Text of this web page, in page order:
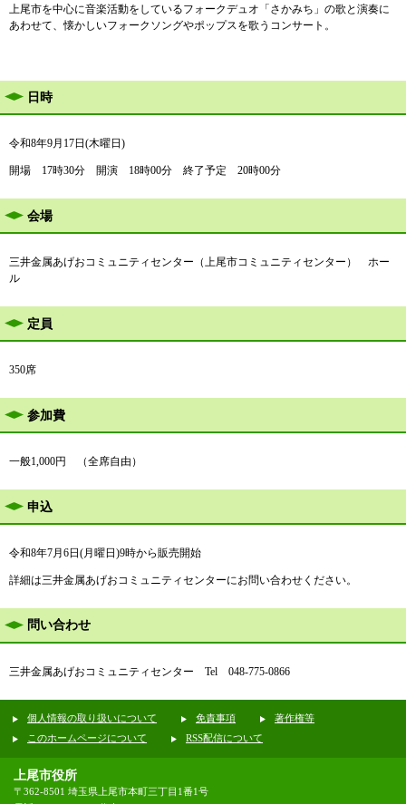
上尾市を中心に音楽活動をしているフォークデュオ「さかみち」の歌と演奏に
あわせて、懐かしいフォークソングやポップスを歌うコンサート。
日時
令和8年9月17日(木曜日)
開場 17時30分 開演 18時00分 終了予定 20時00分
会場
三井金属あげおコミュニティセンター（上尾市コミュニティセンター） ホー
ル
定員
350席
参加費
一般1,000円 （全席自由）
申込
令和8年7月6日(月曜日)9時から販売開始
詳細は三井金属あげおコミュニティセンターにお問い合わせください。
問い合わせ
三井金属あげおコミュニティセンター Tel 048-775-0866
個人情報の取り扱いについて 免責事項
著作権等
このホームページについて
RSS配信について
上尾市役所
〒362-8501 埼玉県上尾市本町三丁目1番1号